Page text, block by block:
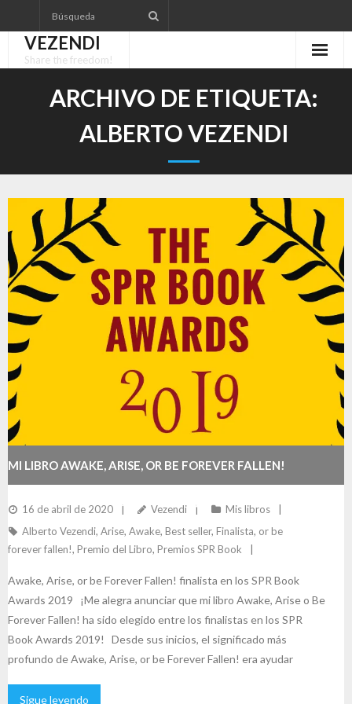
al
contenidoVEZENDI
Share the freedom!
ARCHIVO DE ETIQUETA:
ALBERTO VEZENDI
MI LIBRO AWAKE, ARISE, OR BE FOREVER FALLEN!
FINALISTA EN LOS SPR BOOK AWARDS 2019
16 de abril de 2020 Vezendi
Mis libros
Alberto Vezendi, Arise, Awake, Best seller, Finalista, or be
forever fallen!, Premio del Libro, Premios SPR Book
Awake, Arise, or be Forever Fallen! finalista en los SPR Book
Awards 2019 ¡Me alegra anunciar que mi libro Awake, Arise o Be
Forever Fallen! ha sido elegido entre los finalistas en los SPR
Book Awards 2019! Desde sus inicios, el significado más
profundo de Awake, Arise, or be Forever Fallen! era ayudar
Sigue leyendo